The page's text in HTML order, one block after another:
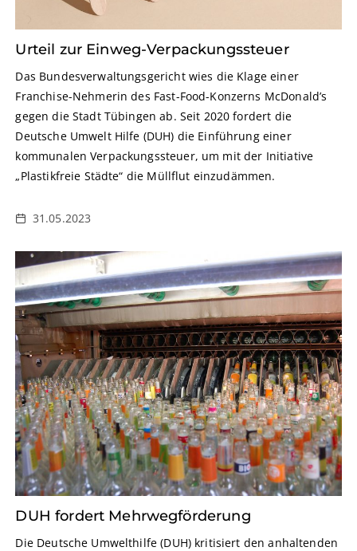
Urteil zur Einweg-Verpackungssteuer
Das Bundesverwaltungsgericht wies die Klage einer
Franchise-Nehmerin des Fast-Food-Konzerns McDonald’s
gegen die Stadt Tübingen ab. Seit 2020 fordert die
Deutsche Umwelt Hilfe (DUH) die Einführung einer
kommunalen Verpackungssteuer, um mit der Initiative
„Plastikfreie Städte“ die Müllflut einzudämmen.
31.05.2023
DUH fordert Mehrwegförderung
Die Deutsche Umwelthilfe (DUH) kritisiert den anhaltenden